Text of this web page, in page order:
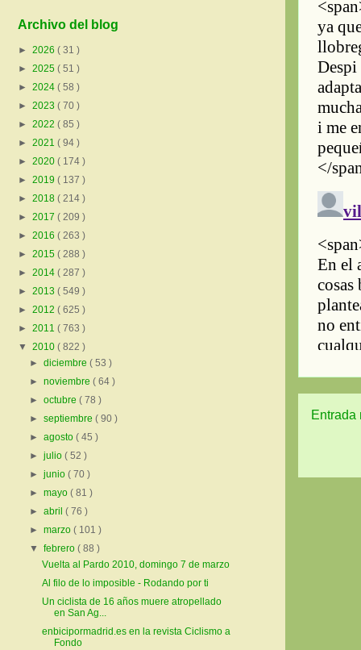
Entrada
Archivo del blog
► 2026 ( 31 )
► 2025 ( 51 )
► 2024 ( 58 )
► 2023 ( 70 )
► 2022 ( 85 )
► 2021 ( 94 )
► 2020 ( 174 )
► 2019 ( 137 )
► 2018 ( 214 )
► 2017 ( 209 )
► 2016 ( 263 )
► 2015 ( 288 )
► 2014 ( 287 )
► 2013 ( 549 )
► 2012 ( 625 )
► 2011 ( 763 )
▼ 2010 ( 822 )
►diciembre( 53 )
►noviembre( 64 )
►octubre( 78 )
►septiembre( 90 )
►agosto( 45 )
►julio( 52 )
►junio( 70 )
►mayo( 81 )
►abril( 76 )
►marzo( 101 )
▼febrero( 88 )
Vuelta al Pardo 2010, domingo 7 de marzo
Al filo de lo imposible - Rodando por ti
Un ciclista de 16 años muere atropellado
en San Ag...
enbicipormadrid.es en la revista Ciclismo a
Fondo